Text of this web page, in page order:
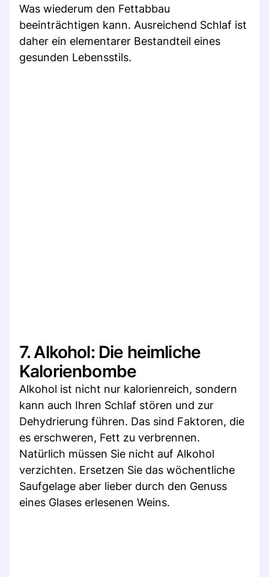
Was wiederum den Fettabbau
beeinträchtigen kann. Ausreichend Schlaf ist
daher ein elementarer Bestandteil eines
gesunden Lebensstils.
7. Alkohol: Die heimliche
Kalorienbombe
Alkohol ist nicht nur kalorienreich, sondern
kann auch Ihren Schlaf stören und zur
Dehydrierung führen. Das sind Faktoren, die
es erschweren, Fett zu verbrennen.
Natürlich müssen Sie nicht auf Alkohol
verzichten. Ersetzen Sie das wöchentliche
Saufgelage aber lieber durch den Genuss
eines Glases erlesenen Weins.